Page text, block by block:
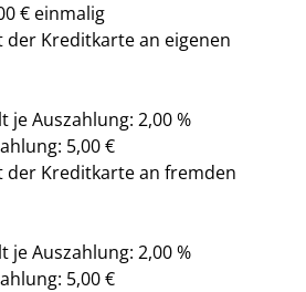
€ einmalig
Kreditkarte an eigenen
je Auszahlung: 2,00 %
5,00 €
der Kreditkarte an fremden
je Auszahlung: 2,00 %
5,00 €